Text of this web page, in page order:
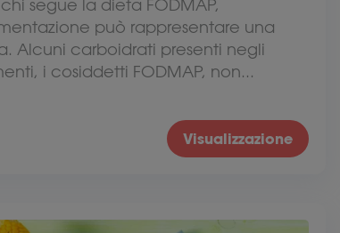
segue la dieta FODMAP,
può rappresentare una
Alcuni carboidrati presenti negli
i cosiddetti FODMAP, non...
Visualizzazione